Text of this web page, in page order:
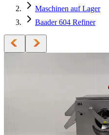
Maschinen auf Lager
Baader 604 Refiner